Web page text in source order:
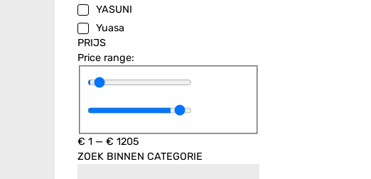
YASUNI
Yuasa
PRIJS
Price range:
€ 1 — € 1205
ZOEK BINNEN CATEGORIE